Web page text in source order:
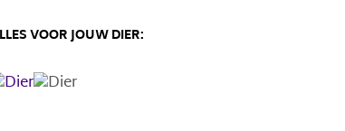
VOOR JOUW DIER: